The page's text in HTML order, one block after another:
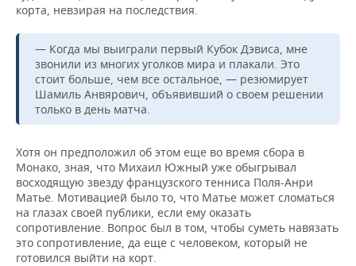
корта, невзирая на последствия.
— Когда мы выиграли первый Кубок Дэвиса, мне
звонили из многих уголков мира и плакали. Это
стоит больше, чем все остальное, — резюмирует
Шамиль Анвярович, объявивший о своем решении
только в день матча.
Хотя он предположил об этом еще во время сбора в
Монако, зная, что Михаил Южный уже обыгрывал
восходящую звезду французского тенниса Поля-Анри
Матье. Мотивацией было то, что Матье может сломаться
на глазах своей публики, если ему оказать
сопротивление. Вопрос был в том, чтобы суметь навязать
это сопротивление, да еще с человеком, который не
готовился выйти на корт.